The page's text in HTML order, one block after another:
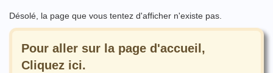
Désolé, la page que vous tentez d'afficher n'existe pas.
Pour aller sur la page d'accueil,
Cliquez ici.